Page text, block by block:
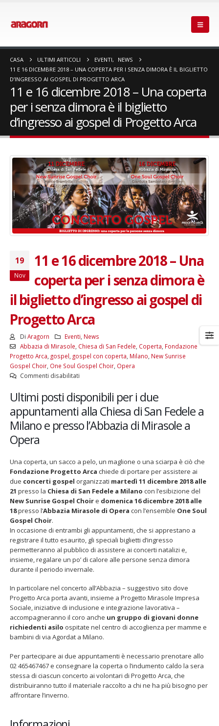
CASA ULTIMI ARTICOLI EVENTI,
NEWS
11 E 16 DICEMBRE 2018 – UNA COPERTA PER I SENZA DIMORA È IL BIGLIETTO
D’INGRESSO AI GOSPEL DI PROGETTO ARCA
11 e 16 dicembre 2018 – Una coperta
per i senza dimora è il biglietto
d’ingresso ai gospel di Progetto Arca
19
Nov
11 e 16 dicembre 2018 – Una
coperta per i senza dimora è
il biglietto d’ingresso ai gospel di
Progetto Arca
Di Aragorn Eventi News
Abbazia di Mirasole Chiesa di San Fedele Coperta Fondazione
Progetto Arca gospel gospel con coperta Milano New Sunrise
Gospel Choir One Soul Gospel Choir Opera
Commenti disabilitatisu
e
16
dicembre
2018
per
i
senza
dimora
è
il
d’ingresso
ai
gospel
di
Progetto
Ultimi posti disponibili per i due
appuntamenti alla Chiesa di San Fedele a
Milano e presso l’Abbazia di Mirasole a
Opera
Una coperta, un sacco a pelo, un maglione o una sciarpa è ciò che
Fondazione Progetto Arca chiede di portare per assistere ai
due concerti gospel organizzati martedì 11 dicembre 2018 alle
21 presso la Chiesa di San Fedele a Milano con l’esibizione del
New Sunrise Gospel Choire domenica 16 dicembre 2018 alle
18presso l’Abbazia Mirasole di Opera con l’ensemble One Soul
Gospel Choir.
In occasione di entrambi gli appuntamenti, che si apprestano a
registrare il tutto esaurito, gli speciali biglietti d’ingresso
permetteranno al pubblico di assistere ai concerti natalizi e,
insieme, regalare un po’ di calore alle persone senza dimora
durante il periodo invernale.
In particolare nel concerto all’Abbazia – suggestivo sito dove
Progetto Arca porta avanti, insieme a Progetto Mirasole Impresa
Sociale, iniziative di inclusione e integrazione lavorativa –
accompagneranno il coro anche un gruppo di giovani donne
richiedenti asilo ospitate nel centro di accoglienza per mamme e
bambini di via Agordat a Milano.
Per partecipare ai due appuntamenti è necessario prenotare allo
02 465467467 e consegnare la coperta o l’indumento caldo la sera
stessa di ciascun concerto ai volontari di Progetto Arca, che
distribuiranno tutto il materiale raccolto a chi ne ha più bisogno per
affrontare l’inverno.
Fino al 29 marzo 2026 – Anziani
malati e fragili, VIDAS lancia
una campagna per rafforzare
l’assistenza domiciliare
13 dicembre 2024 – In
carnet per le Prove
Dicembre 14, 2024
5 ottobre 2026 –
dintorni” per
18 e 19 dicembre 2026 –
gospel benefico per
Opera Cardinal Ferrari